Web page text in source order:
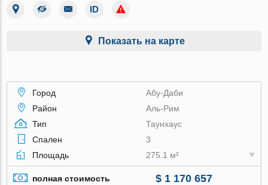
Показать на карте
Город
Абу-Даби
Район
Аль-Рим
Тип
Таунхаус
Спален
3
Площадь
275.1 м²
полная стоимость $ 1 170 657